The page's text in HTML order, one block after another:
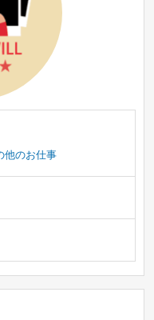
他のお仕事